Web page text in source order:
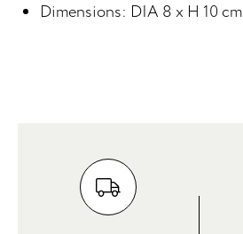
Dimensions: DIA 8 x H 10 cm